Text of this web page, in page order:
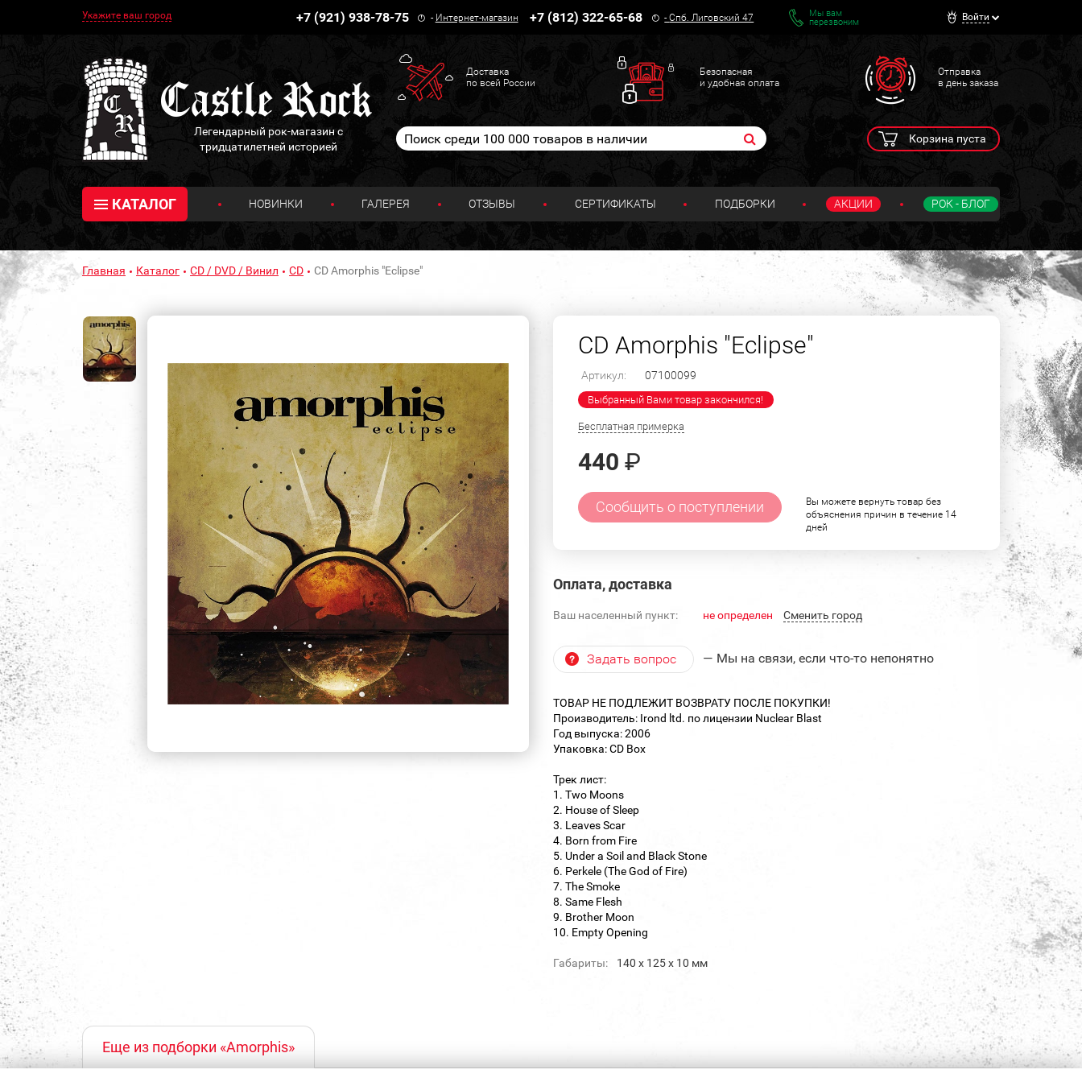
Укажите ваш город +7 (921) 938-78-75 - Интернет-магазин +7 (812) 322-65-68 -Спб. Лиговский 47
Мы вам
перезвоним
Войти
Легендарный рок-магазин с
тридцатилетней историей
Доставка
по всей России
Безопасная
и удобная оплата
Отправка
в день заказа
Корзина пуста
КАТАЛОГ НОВИНКИ ГАЛЕРЕЯ ОТЗЫВЫ СЕРТИФИКАТЫ ПОДБОРКИ АКЦИИ РОК - БЛОГ
Главная Каталог CD / DVD / Винил CD CD Amorphis "Eclipse"
CD Amorphis "Eclipse"
Артикул: 07100099
Выбранный Вами товар закончился!
Бесплатная примерка
440 ₽
Сообщить о поступлении
Вы можете вернуть товар без
объяснения причин в течение 14
дней
Оплата, доставка
Ваш населенный пункт: не определен Cменить город
Задать вопрос — Мы на связи, если что-то непонятно
ТОВАР НЕ ПОДЛЕЖИТ ВОЗВРАТУ ПОСЛЕ ПОКУПКИ!
Производитель: Irond ltd. по лицензии Nuclear Blast
Год выпуска: 2006
Упаковка: CD Box
Трек лист:
1. Two Moons
2. House of Sleep
3. Leaves Scar
4. Born from Fire
5. Under a Soil and Black Stone
6. Perkele (The God of Fire)
7. The Smoke
8. Same Flesh
9. Brother Moon
10. Empty Opening
Габариты: 140 х 125 х 10 мм
Еще из подборки «Amorphis»